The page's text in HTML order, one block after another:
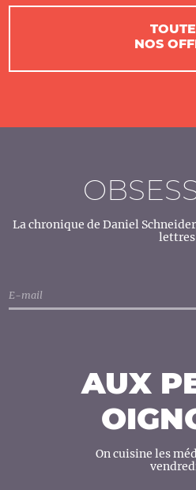
NOS
La chronique de Daniel
lettres
AUX
On cuisine les